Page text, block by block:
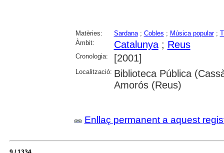
Matèries: Sardana; Cobles ; Música popular;
Àmbit:
Catalunya; Reus
Cronologia: [2001]
Localització: Biblioteca Pública
Amorós (Reus)
Enllaç permanent a aquest